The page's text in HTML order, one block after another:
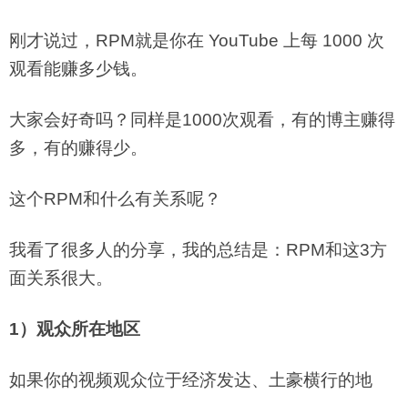
刚才说过，RPM就是你在 YouTube 上每 1000 次
观看能赚多少钱。
大家会好奇吗？同样是1000次观看，有的博主赚得
多，有的赚得少。
这个RPM和什么有关系呢？
我看了很多人的分享，我的总结是：RPM和这3方
面关系很大。
1）观众所在地区
如果你的视频观众位于经济发达、土豪横行的地